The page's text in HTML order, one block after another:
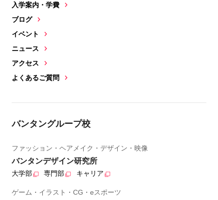
入学案内・学費
ブログ
イベント
ニュース
アクセス
よくあるご質問
バンタングループ校
ファッション・ヘアメイク・デザイン・映像
バンタンデザイン研究所
大学部 専門部 キャリア
ゲーム・イラスト・CG・eスポーツ